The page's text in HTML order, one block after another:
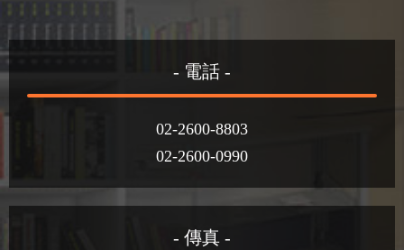
- 電話 -
02-2600-8803
02-2600-0990
- 傳真 -